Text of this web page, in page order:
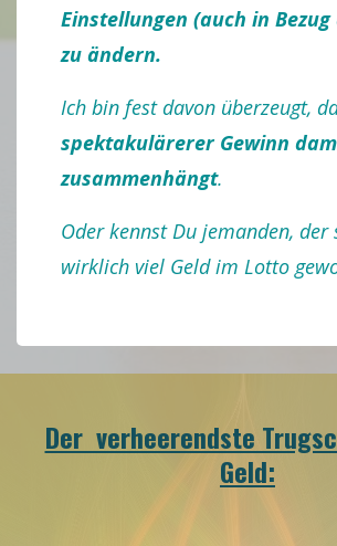
Einstellungen (auch in
zu ändern.
Ich bin fest davon überzeugt,
spektakulärerer Gewinn
zusammenhängt.
Oder kennst Du jemanden, der
wirklich viel Geld im Lotto
Der verheerendste
Geld: